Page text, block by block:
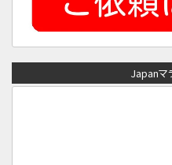
Japanマ